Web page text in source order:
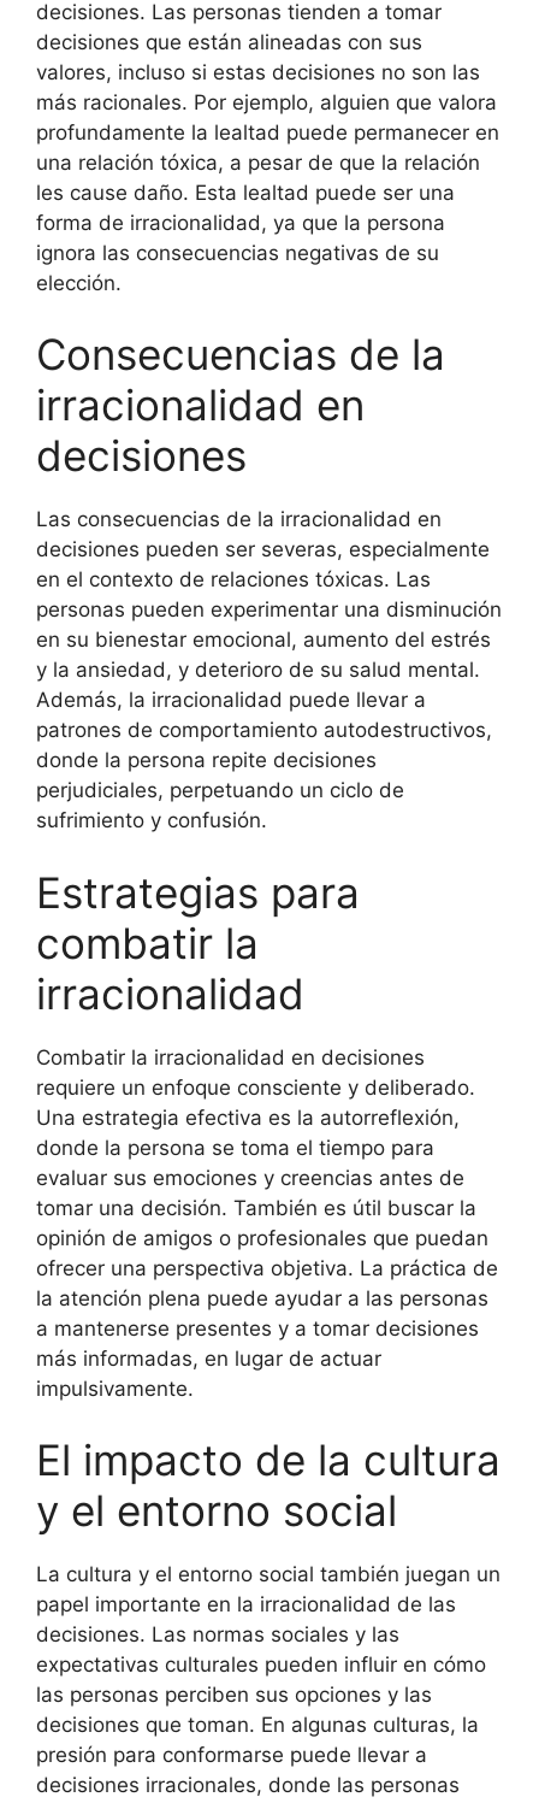
decisiones. Las personas tienden a tomar
decisiones que están alineadas con sus
valores, incluso si estas decisiones no son las
más racionales. Por ejemplo, alguien que valora
profundamente la lealtad puede permanecer en
una relación tóxica, a pesar de que la relación
les cause daño. Esta lealtad puede ser una
forma de irracionalidad, ya que la persona
ignora las consecuencias negativas de su
elección.
Consecuencias de la
irracionalidad en
decisiones
Las consecuencias de la irracionalidad en
decisiones pueden ser severas, especialmente
en el contexto de relaciones tóxicas. Las
personas pueden experimentar una disminución
en su bienestar emocional, aumento del estrés
y la ansiedad, y deterioro de su salud mental.
Además, la irracionalidad puede llevar a
patrones de comportamiento autodestructivos,
donde la persona repite decisiones
perjudiciales, perpetuando un ciclo de
sufrimiento y confusión.
Estrategias para
combatir la
irracionalidad
Combatir la irracionalidad en decisiones
requiere un enfoque consciente y deliberado.
Una estrategia efectiva es la autorreflexión,
donde la persona se toma el tiempo para
evaluar sus emociones y creencias antes de
tomar una decisión. También es útil buscar la
opinión de amigos o profesionales que puedan
ofrecer una perspectiva objetiva. La práctica de
la atención plena puede ayudar a las personas
a mantenerse presentes y a tomar decisiones
más informadas, en lugar de actuar
impulsivamente.
El impacto de la cultura
y el entorno social
La cultura y el entorno social también juegan un
papel importante en la irracionalidad de las
decisiones. Las normas sociales y las
expectativas culturales pueden influir en cómo
las personas perciben sus opciones y las
decisiones que toman. En algunas culturas, la
presión para conformarse puede llevar a
decisiones irracionales, donde las personas